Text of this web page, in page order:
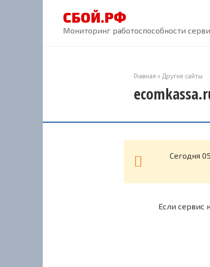
СБОЙ.РФ
Мониторинг работоспособности
Главная » Другие сайты
Cегодня
Если сервис